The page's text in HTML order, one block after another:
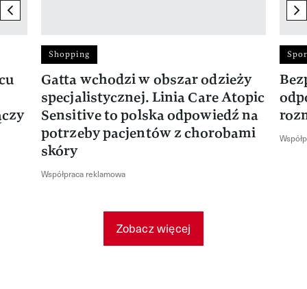
previous element
Shopping
Gatta wchodzi w obszar odzieży
specjalistycznej. Linia Care Atopic
Sensitive to polska odpowiedź na
potrzeby pacjentów z chorobami
skóry
Współpraca reklamowa
Zobacz więcej